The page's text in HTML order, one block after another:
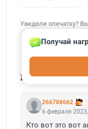
Увидели опечатку?
266788662
Получай
6 февраля
Кто вот это вот